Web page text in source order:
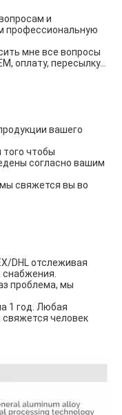
и
профессиональную
мне все вопросы
оплату, пересылку…
вашего
чтобы
согласно вашим
свяжется вы во
DHL отслеживая
проблема, мы
1 год. Любая
человек